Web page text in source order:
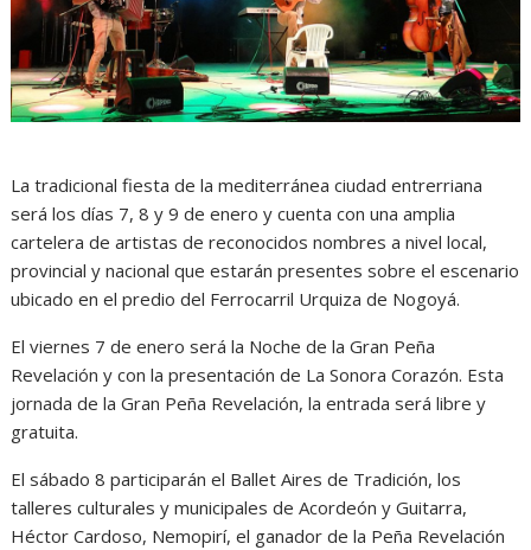
La tradicional fiesta de la mediterránea ciudad entrerriana
será los días 7, 8 y 9 de enero y cuenta con una amplia
cartelera de artistas de reconocidos nombres a nivel local,
provincial y nacional que estarán presentes sobre el escenario
ubicado en el predio del Ferrocarril Urquiza de Nogoyá.
El viernes 7 de enero será la Noche de la Gran Peña
Revelación y con la presentación de La Sonora Corazón. Esta
jornada de la Gran Peña Revelación, la entrada será libre y
gratuita.
El sábado 8 participarán el Ballet Aires de Tradición, los
talleres culturales y municipales de Acordeón y Guitarra,
Héctor Cardoso, Nemopirí, el ganador de la Peña Revelación